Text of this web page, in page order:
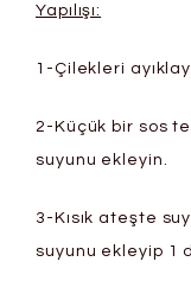
Yapılışı:
1-Çilekleri
2-Küçük bir sos
suyunu ekleyin.
3-Kısık ateşte
suyunu ekleyip 1